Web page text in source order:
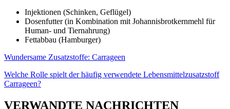
Injektionen (Schinken, Geflügel)
Dosenfutter (in Kombination mit Johannisbrotkernmehl für
Human- und Tiernahrung)
Fettabbau (Hamburger)
Wundersame Zusatzstoffe: Carrageen
Welche Rolle spielt der häufig verwendete Lebensmittelzusatzstoff
Carrageen?
VERWANDTE NACHRICHTEN